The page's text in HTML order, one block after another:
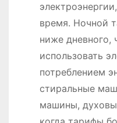
время. Ночной
ниже дневного,
использовать
потреблением
стиральные
машины,